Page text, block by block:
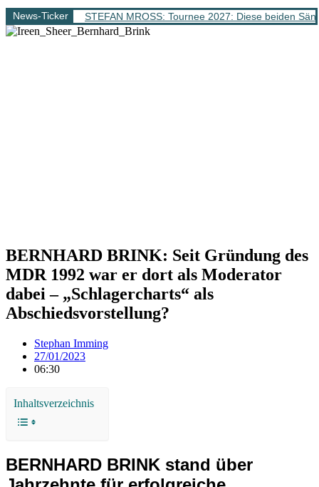
News-Ticker STEFAN MROSS: Tournee 2027: Diese beiden
BERNHARD BRINK: Seit Gründung des
MDR 1992 war er dort als Moderator
dabei – „Schlagercharts“ als
Abschiedsvorstellung?
Stephan Imming
27/01/2023
06:30
Inhaltsverzeichnis
BERNHARD BRINK stand über